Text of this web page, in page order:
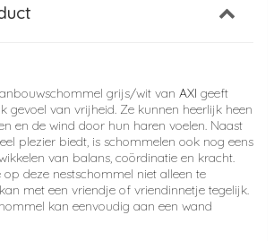
grijs/wit van AXI geeft
gevoel van vrijheid. Ze kunnen heerlijk heen
en de wind door hun haren voelen. Naast
plezier biedt, is schommelen ook nog eens
van balans, coördinatie en kracht.
op deze nestschommel niet alleen te
met een vriendje of vriendinnetje tegelijk.
kan eenvoudig aan een wand